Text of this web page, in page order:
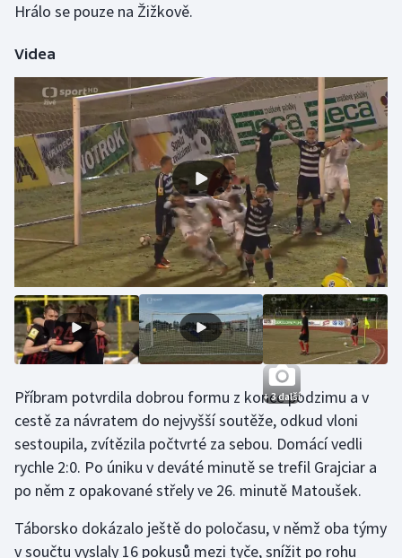
Hrálo se pouze na Žižkově.
Videa
+ 3 další
Příbram potvrdila dobrou formu z konce podzimu a v
cestě za návratem do nejvyšší soutěže, odkud vloni
sestoupila, zvítězila počtvrté za sebou. Domácí vedli
rychle 2:0. Po úniku v deváté minutě se trefil Grajciar a
po něm z opakované střely ve 26. minutě Matoušek.
Táborsko dokázalo ještě do poločasu, v němž oba týmy
v součtu vyslaly 16 pokusů mezi tyče, snížit po rohu